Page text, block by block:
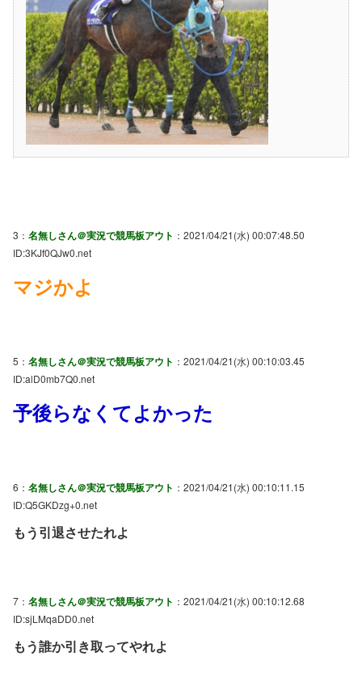
3： 名無しさん＠実況で競馬板アウト ：2021/04/21(水) 00:07:48.50
ID:3KJf0QJw0.net
マジかよ
5： 名無しさん＠実況で競馬板アウト ：2021/04/21(水) 00:10:03.45
ID:alD0mb7Q0.net
予後らなくてよかった
6： 名無しさん＠実況で競馬板アウト ：2021/04/21(水) 00:10:11.15
ID:Q5GKDzg+0.net
もう引退させたれよ
7： 名無しさん＠実況で競馬板アウト ：2021/04/21(水) 00:10:12.68
ID:sjLMqaDD0.net
もう誰か引き取ってやれよ